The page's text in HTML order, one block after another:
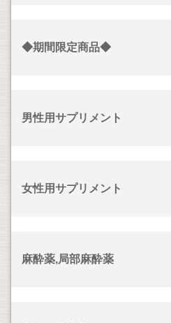
◆期間限定商品◆
男性用サプリメント
女性用サプリメント
麻酔薬,局部麻酔薬